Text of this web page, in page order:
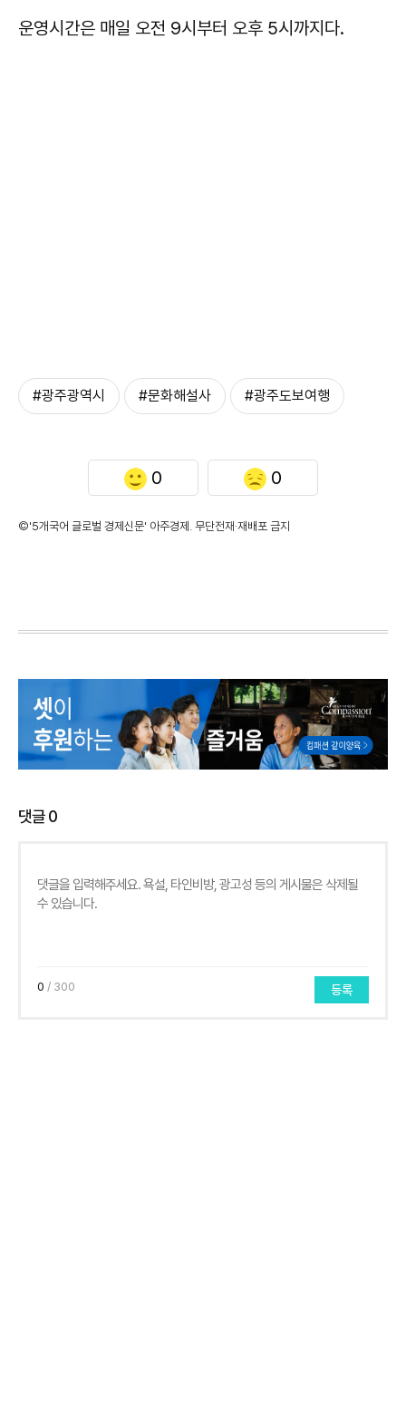
운영시간은 매일 오전 9시부터 오후 5시까지다.
#광주광역시 #문화해설사 #광주도보여행
0 0
©'5개국어 글로벌 경제신문' 아주경제. 무단전재·재배포 금지
댓글0
0 / 300 등록